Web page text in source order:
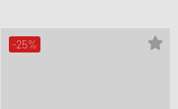
-25%